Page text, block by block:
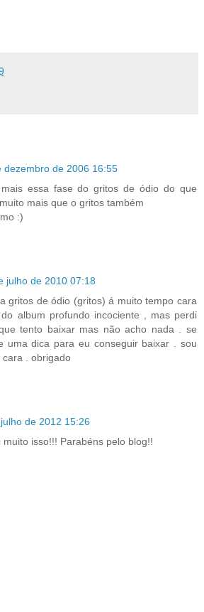
dezembro de 2006 16:55
essa fase do gritos de ódio do que
mais que o gritos também
:)
julho de 2010 07:18
gritos de ódio (gritos) á muito tempo cara
album profundo incociente , mas perdi
tento baixar mas não acho nada . se
uma dica para eu conseguir baixar . sou
cara . obrigado
de 2012 15:26
isso!!! Parabéns pelo blog!!